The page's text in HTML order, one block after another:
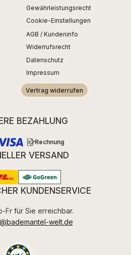
Gewährleistungsrecht
Cookie-Einstellungen
AGB / Kundeninfo
Widerrufsrecht
Datenschutz
Impressum
Vertrag widerrufen
BEZAHLUNG
Rechnung
VERSAND
KUNDENSERVICE
Fr für Sie erreichbar.
welt.de